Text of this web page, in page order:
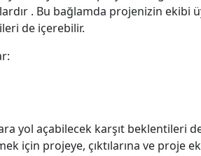
. Bu bağlamda projenizin ekibi
de içerebilir.
yol açabilecek karşıt beklentileri
için projeye, çıktılarına ve proje